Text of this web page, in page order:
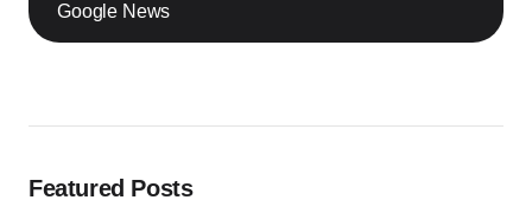
Google News
Featured Posts